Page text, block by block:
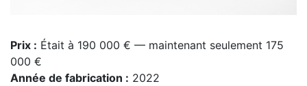
Prix : Était à 190 000 € — maintenant seulement 175
000 €
Année de fabrication : 2022